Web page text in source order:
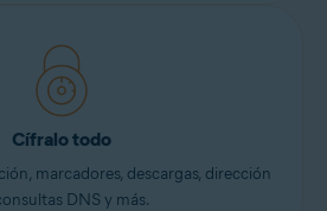
Cífralo todo
marcadores, descargas, dirección
DNS y más.